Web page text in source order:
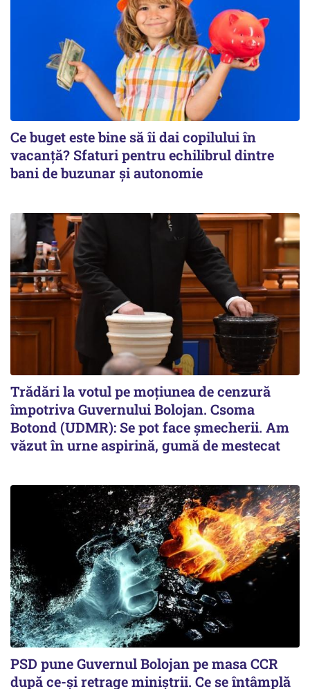
Ce buget este bine să îi dai copilului în
vacanță? Sfaturi pentru echilibrul dintre
bani de buzunar și autonomie
Trădări la votul pe moțiunea de cenzură
împotriva Guvernului Bolojan. Csoma
Botond (UDMR): Se pot face șmecherii. Am
văzut în urne aspirină, gumă de mestecat
PSD pune Guvernul Bolojan pe masa CCR
după ce-și retrage miniștrii. Ce se întâmplă